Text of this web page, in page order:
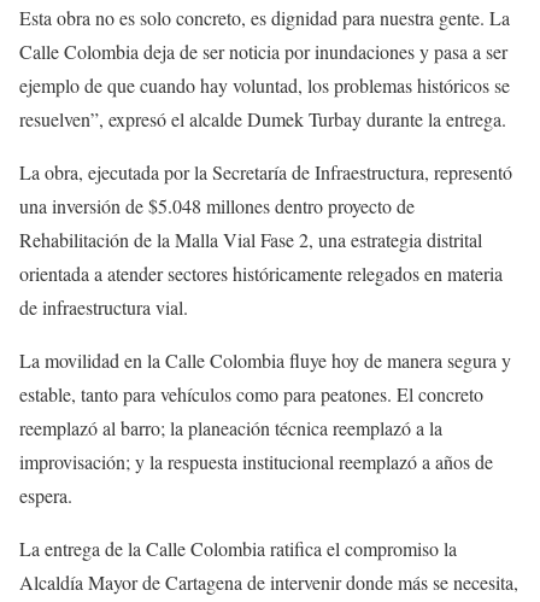
Esta obra no es solo concreto, es dignidad para nuestra gente. La
Calle Colombia deja de ser noticia por inundaciones y pasa a ser
ejemplo de que cuando hay voluntad, los problemas históricos se
resuelven”, expresó el alcalde Dumek Turbay durante la entrega.
La obra, ejecutada por la Secretaría de Infraestructura, representó
una inversión de $5.048 millones dentro proyecto de
Rehabilitación de la Malla Vial Fase 2, una estrategia distrital
orientada a atender sectores históricamente relegados en materia
de infraestructura vial.
La movilidad en la Calle Colombia fluye hoy de manera segura y
estable, tanto para vehículos como para peatones. El concreto
reemplazó al barro; la planeación técnica reemplazó a la
improvisación; y la respuesta institucional reemplazó a años de
espera.
La entrega de la Calle Colombia ratifica el compromiso la
Alcaldía Mayor de Cartagena de intervenir donde más se necesita,